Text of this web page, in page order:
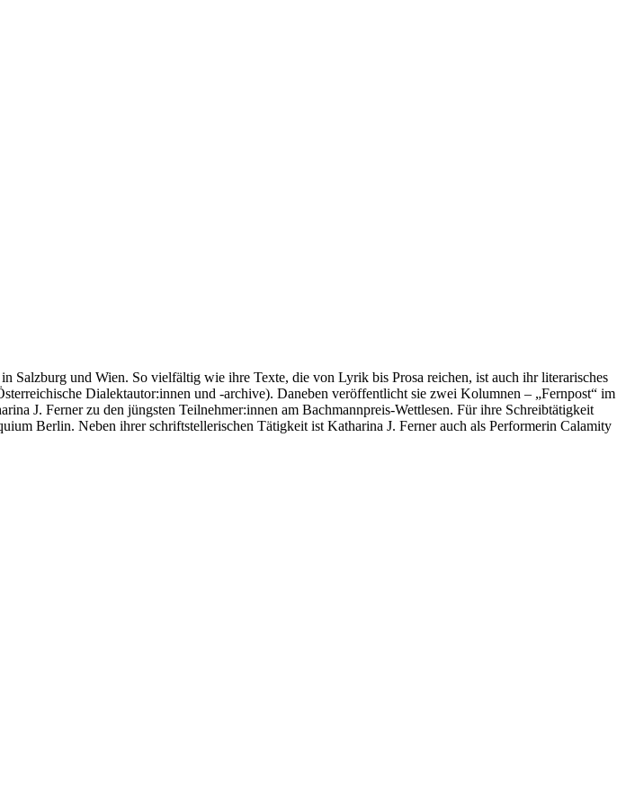
und Wien. So vielfältig wie ihre Texte, die von Lyrik bis Prosa reichen, ist auch ihr literarisches
Dialektautor:innen und -archive). Daneben veröffentlicht sie zwei Kolumnen – „Fernpost“ im
J. Ferner zu den jüngsten Teilnehmer:innen am Bachmannpreis-Wettlesen. Für ihre Schreibtätigkeit
Berlin. Neben ihrer schriftstellerischen Tätigkeit ist Katharina J. Ferner auch als Performerin Calamity